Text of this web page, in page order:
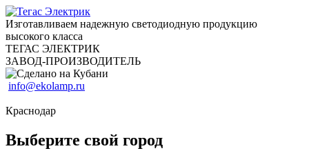
Изготавливаем надежную светодиодную продукцию
высокого класса
ТЕГАС ЭЛЕКТРИК
ЗАВОД-ПРОИЗВОДИТЕЛЬ
info@ekolamp.ru
Краснодар
Выберите свой город